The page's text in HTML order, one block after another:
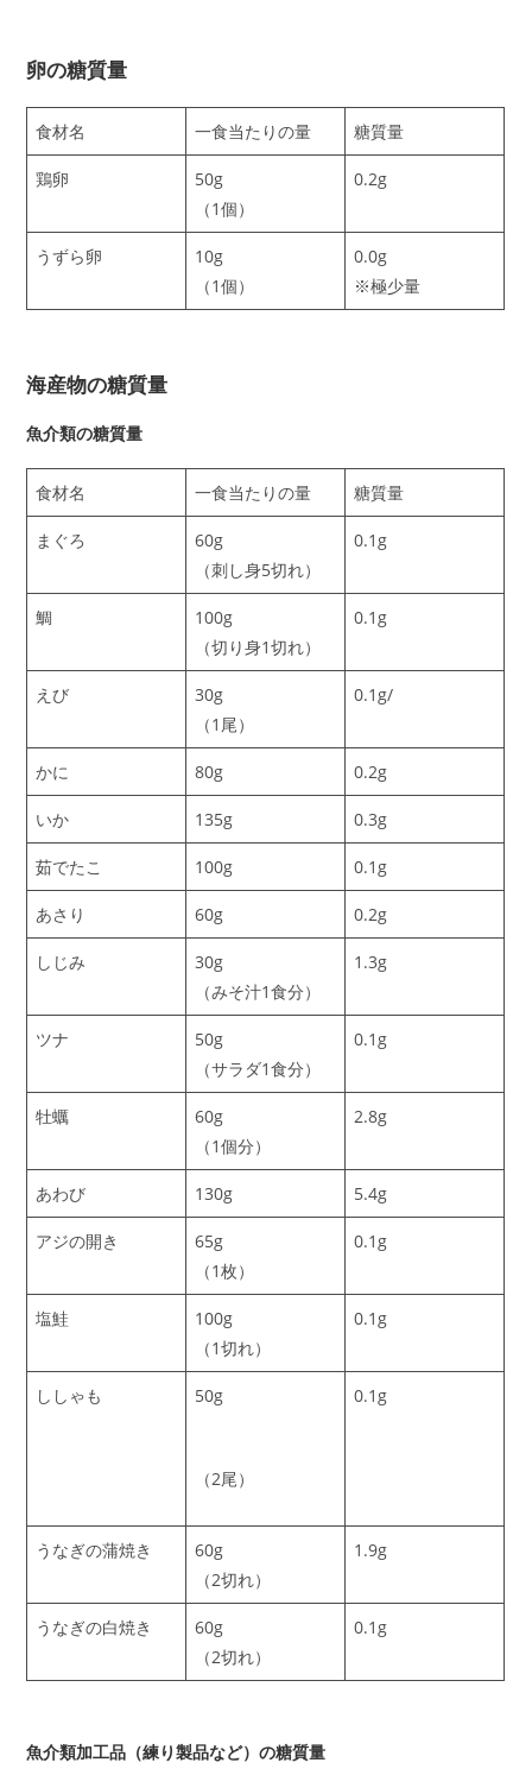
卵の糖質量
食材名 一食当たりの量 糖質量
鶏卵
50g
（1個）
0.2g
うずら卵
10g
（1個）
0.0g
※極少量
海産物の糖質量
魚介類の糖質量
食材名 一食当たりの量 糖質量
まぐろ
60g
（刺し身5切れ）
0.1g
鯛
100g
（切り身1切れ）
0.1g
えび
30g
（1尾）
0.1g/
かに 80g 0.2g
いか 135g 0.3g
茹でたこ 100g 0.1g
あさり 60g 0.2g
しじみ
30g
（みそ汁1食分）
1.3g
ツナ
50g
（サラダ1食分）
0.1g
牡蠣
60g
（1個分）
2.8g
あわび 130g 5.4g
アジの開き
65g
（1枚）
0.1g
塩鮭
100g
（1切れ）
0.1g
ししゃも 50g
（2尾）
0.1g
うなぎの蒲焼き
60g
（2切れ）
1.9g
うなぎの白焼き
60g
（2切れ）
0.1g
魚介類加工品（練り製品など）の糖質量